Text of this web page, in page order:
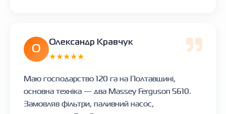
О
Олександр Кравчук
★★★★★
Маю господарство 120 га на Полтавщині,
основна техніка — два Massey Ferguson 5610.
Замовляв фільтри, паливний насос,